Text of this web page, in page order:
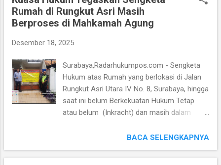
terus melakukan inovasi tentang dalam
Bidang Layanan Publik. Berbagai inovasi dan
meningkatkan tentang Kualitas Pelayanan
Atap (Samsat) untuk di Wilayah Jawa Timur.
Adapun upaya tentang Perbaikan serta
Terobosan yang berkesinambungan itu kini
hasilnya mulai dapat dirasakan oleh
Masyarakat," ungkap Iptu M. Ibnu Katsir Riska
Mojokerto. Maka Pelayanan di Samsat
Kabupaten kini dinilai lebih Cepat, Transparan,
Rumah di Rungkut Asri Masih
Berproses di Mahkamah Agung
Desember 18, 2025
Surabaya,Radarhukumpos.com - Sengketa
Hukum atas Rumah yang berlokasi di Jalan
Rungkut Asri Utara IV No. 8, Surabaya, hingga
saat ini belum Berkekuatan Hukum Tetap
atau belum (Inkracht) dan masih dalam
Agung Republik Indonesia. Hal tersebut
disampaikan oleh Nurul Huda, S.H, yakni
Kuasa Hukum Arief Ismunandar, yang saat
BACA SELENGKAPNYA